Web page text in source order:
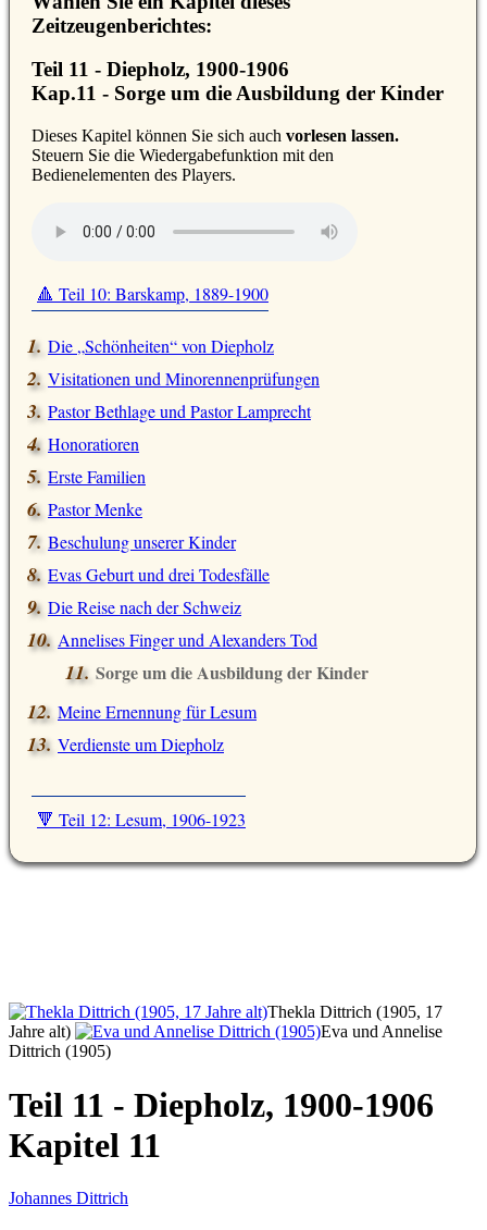
Zeitzeugenberichtes:
Teil 11 - Diepholz, 1900-1906
Kap.11 - Sorge um die Ausbildung der Kinder
Dieses Kapitel können Sie sich auch vorlesen lassen.
Steuern Sie die Wiedergabefunktion mit den
Bedienelementen des Players.
🔺 Teil 10: Barskamp, 1889-1900
Die Schönheiten von Diepholz
Visitationen und Minorennenprüfungen
Pastor Bethlage und Pastor Lamprecht
Honoratioren
Erste Familien
Pastor Menke
Beschulung unserer Kinder
Evas Geburt und drei Todesfälle
Die Reise nach der Schweiz
Annelises Finger und Alexanders Tod
Sorge um die Ausbildung der Kinder
Meine Ernennung für Lesum
Verdienste um Diepholz
🔻 Teil 12: Lesum, 1906-1923
Thekla Dittrich (1905, 17
Jahre alt)
Eva und Annelise
Dittrich (1905)
Teil 11 - Diepholz, 1900-1906
Kapitel 11
Johannes Dittrich